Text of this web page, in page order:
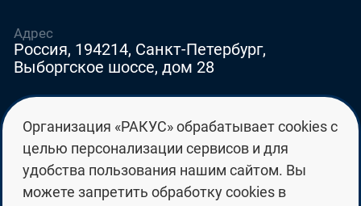
E-mail
education@edurussia.org
edurussia@racus.ru
Адрес
Россия, 194214, Санкт-Петербург,
Выборгское шоссе, дом 28
Организация «РАКУС» обрабатывает cookies с
целью персонализации сервисов и для
удобства пользования нашим сайтом. Вы
можете запретить обработку cookies в